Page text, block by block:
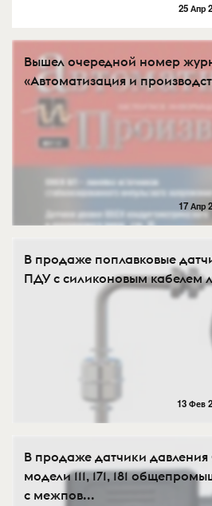
25 Апр
Вышел очередной номер
«Автоматизация и
17 Апр
В продаже поплавковые
ПДУ с силиконовым кабелем
13 Фев
В продаже датчики
модели 111, 171, 181
с межпов...